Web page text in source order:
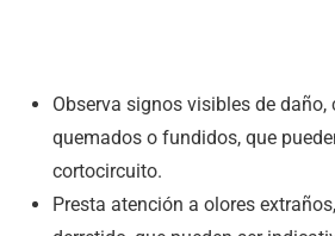
Observa signos visibles de daño,
quemados o fundidos, que
cortocircuito.
Presta atención a olores